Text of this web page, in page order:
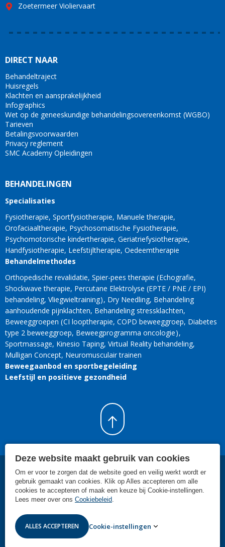
Zoetermeer Violiervaart
DIRECT NAAR
Behandeltraject
Huisregels
Klachten en aansprakelijkheid
Infographics
Wet op de geneeskundige behandelingsovereenkomst (WGBO)
Tarieven
Betalingsvoorwaarden
Privacy reglement
SMC Academy Opleidingen
BEHANDELINGEN
Specialisaties
Fysiotherapie Sportfysiotherapie Manuele therapie
Orofaciaaltherapie Psychosomatische Fysiotherapie
Psychomotorische kindertherapie Geriatriefysiotherapie
Handfysiotherapie Leefstijltherapie Oedeemtherapie
Behandelmethodes
Orthopedische revalidatie Spier-pees therapie Echografie
Shockwave therapie Percutane Elektrolyse (EPTE / PNE / EPI)
behandeling Vliegwieltraining Dry Needling Behandeling
aanhoudende pijnklachten Behandeling stressklachten
Beweeggroepen CI looptherapie COPD beweeggroep Diabetes
type 2 beweeggroep Beweegprogramma oncologie
Sportmassage Kinesio Taping Virtual Reality behandeling
Mulligan Concept Neuromusculair trainen
Beweegaanbod en sportbegeleiding
Leefstijl en positieve gezondheid
2026SMC Rijnland Leiden.Individuele fysiotherapeutische
behandelingen, specialistische zorg, sportbegeleiding en hulp bij gezond
leven in Leiden.
Cookiebeleid
Privacy reglement
Deze website maakt gebruik van cookies
Om er voor te zorgen dat de website goed en veilig werkt wordt er
gebruik gemaakt van cookies. Klik op Alles accepteren om alle
cookies te accepteren of maak een keuze bij Cookie-instellingen.
Lees meer over ons Cookiebeleid.
Cookie-instellingen